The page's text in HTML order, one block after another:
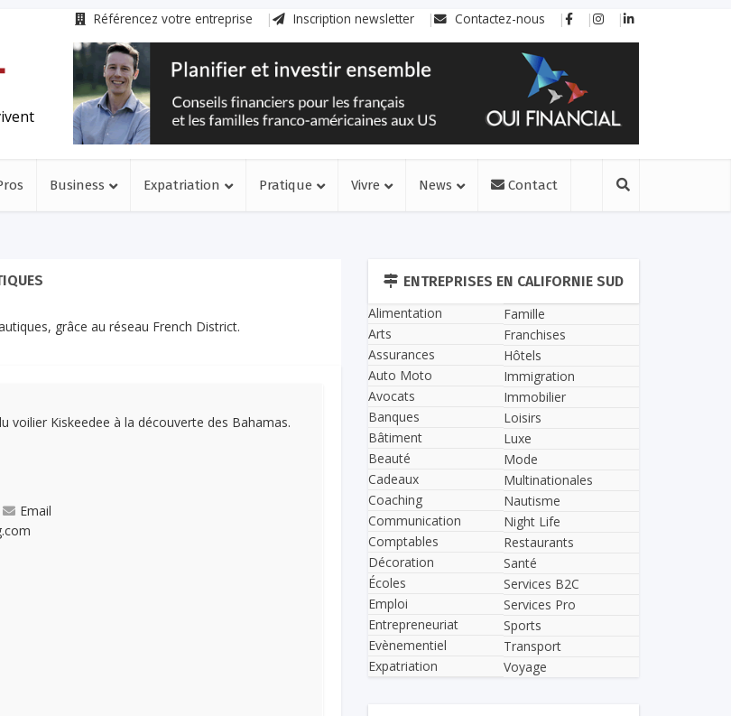
Référencez votre entreprise Inscription newsletter Contactez-nous
Business Expatriation Pratique Vivre News Contact
grâce au réseau French District.
voilier Kiskeedee à la découverte des Bahamas.
Email
ENTREPRISES EN CALIFORNIE SUD
Alimentation
Arts
Assurances
Auto Moto
Avocats
Banques
Bâtiment
Beauté
Cadeaux
Coaching
Communication
Comptables
Décoration
Écoles
Emploi
Entrepreneuriat
Evènementiel
Expatriation
Famille
Franchises
Hôtels
Immigration
Immobilier
Loisirs
Luxe
Mode
Multinationales
Nautisme
Night Life
Restaurants
Santé
Services B2C
Services Pro
Sports
Transport
Voyage